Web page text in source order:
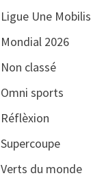
Ligue Une Mobilis
Mondial 2026
Non classé
Omni sports
Réflèxion
Supercoupe
Verts du monde